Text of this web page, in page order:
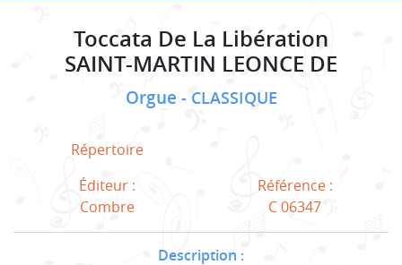
Toccata De La Libération
SAINT-MARTIN LEONCE DE
Orgue CLASSIQUE
Répertoire
Éditeur :
Combre
Référence :
C 06347
Description :